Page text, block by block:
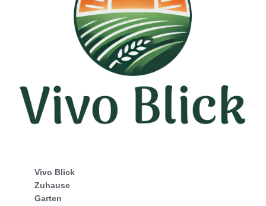
Vivo Blick
Zuhause
Garten